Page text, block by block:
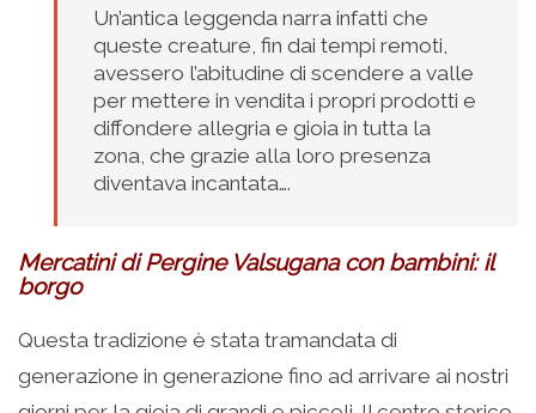
Un’antica leggenda narra infatti che
queste creature, fin dai tempi remoti,
avessero l’abitudine di scendere a valle
per mettere in vendita i propri prodotti e
diffondere allegria e gioia in tutta la
zona, che grazie alla loro presenza
diventava incantata….
Mercatini di Pergine Valsugana con bambini: il
borgo
Questa tradizione è stata tramandata di
generazione in generazione fino ad arrivare ai nostri